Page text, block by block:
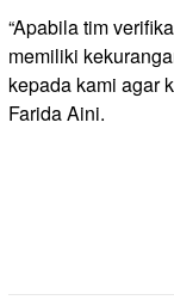
“Apabila tim
memiliki
kepada kami agar
Farida Aini.